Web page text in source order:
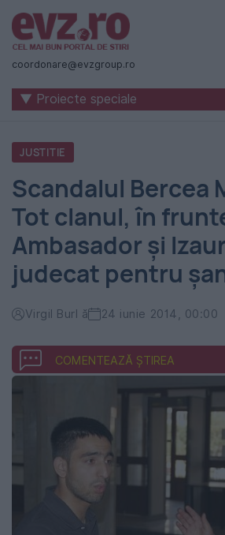
Știri
naționale
internaționale
România
-
Evenimentul
Zilei
coordonare@evzgroup.ro
▼ Proiecte speciale
JUSTITIE
Scandalul Bercea
Tot clanul, în
Ambasador și
judecat pentru
Virgil Burl ă 24 iunie 2014, 00:00
COMENTEAZĂ ȘTIREA